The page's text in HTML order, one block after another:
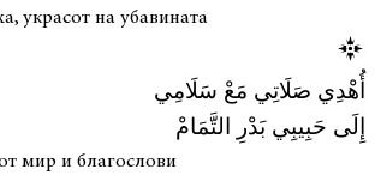
украсот на убавината
أُهْدِي صَلَاتِي مَعْ سَلَامِي
إِلَى حَبِيبِي بَدْرِ التَّمَامْ
мир и благослови